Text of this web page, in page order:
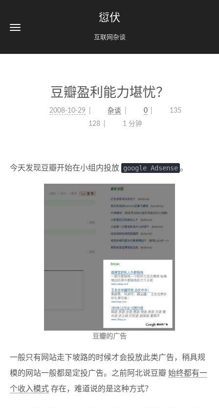
愆伏
互联网杂谈
豆瓣盈利能力堪忧？
2008-10-29 杂谈 0
135
128
1 分钟
今天发现豆瓣开始在小组内投放 google Adsense 。
豆瓣的广告
一般只有网站走下坡路的时候才会投放此类广告，稍具规
模的网站一般都是定投广告。之前阿北说豆瓣 始终都有一
个收入模式 存在，难道说的是这种方式？